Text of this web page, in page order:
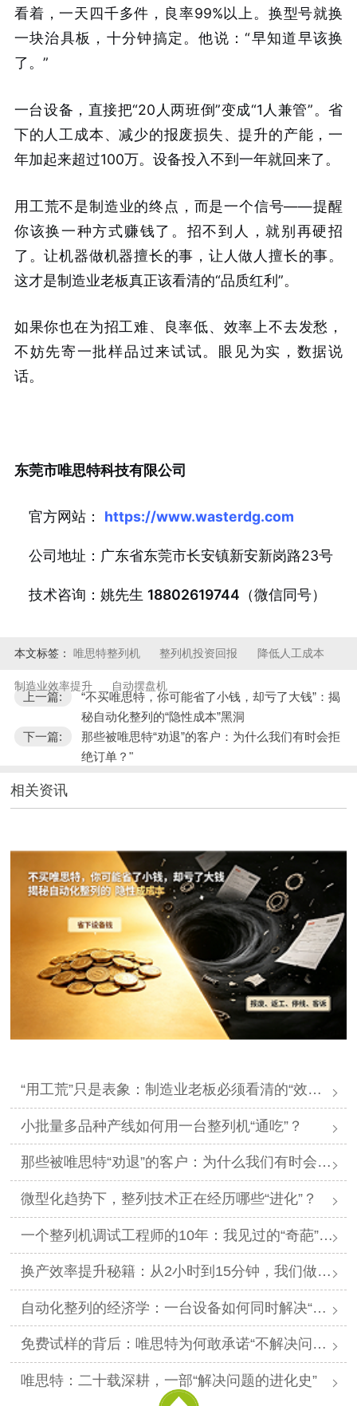
看着，一天四千多件，良率99%以上。换型号就换
一块治具板，十分钟搞定 。他说：“早知道早该换
了。”
一台设备，直接把“20人两班倒”变成“1人兼管”。省
下的人工成本、减少的报废损失、提升的产能，一
年加起来超过100万。设备投入不到一年就回来了。
用工荒不是制造业的终点，而是一个信号——提醒
你该换一种方式赚钱了。招不到人，就别再硬招
了。让机器做机器擅长的事，让人做人擅长的事。
这才是制造业老板真正该看清的“品质红利”。
如果你也在为招工难、良率低、效率上不去发愁，
不妨先寄一批样品过来试试。眼见为实，数据说
话。
东莞市唯思特科技有限公司
官方网站： https://www.wasterdg.com
公司地址：广东省东莞市长安镇新安新岗路23号
技术咨询：姚先生 18802619744 （微信同号）
本文标签： 唯思特整列机 整列机投资回报 降低人工成本
制造业效率提升 自动摆盘机
上一篇:
“不买唯思特，你可能省了小钱，却亏了大钱”：揭
秘自动化整列的“隐性成本”黑洞
下一篇:
那些被唯思特“劝退”的客户：为什么我们有时会拒
绝订单？"
相关资讯
“用工荒”只是表象：制造业老板必须看清的“效率陷阱”与“品质红利”
小批量多品种产线如何用一台整列机“通吃”？
那些被唯思特“劝退”的客户：为什么我们有时会拒绝订单？
微型化趋势下，整列技术正在经历哪些“进化”？
一个整列机调试工程师的10年：我见过的“​奇葩”零件
换产效率提升秘籍：从2小时到15分钟，我们做了什么？
自动化整列的经济学：一台设备如何同时解决“招工难”和“利润薄”
免费试样的背后：唯思特为何敢承诺“不解决问题不收钱”？
唯思特：二十载深耕，一部“解决问题的进化史”